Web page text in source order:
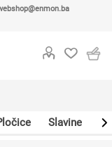
Slavine